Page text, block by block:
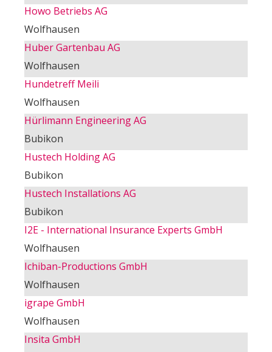
Howo Betriebs AG
Wolfhausen
Huber Gartenbau AG
Wolfhausen
Hundetreff Meili
Wolfhausen
Hürlimann Engineering AG
Bubikon
Hustech Holding AG
Bubikon
Hustech Installations AG
Bubikon
I2E - International Insurance Experts GmbH
Wolfhausen
Ichiban-Productions GmbH
Wolfhausen
igrape GmbH
Wolfhausen
Insita GmbH